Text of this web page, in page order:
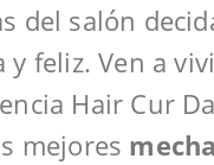
del salón
y feliz. Ven a
Hair Cur
mejores